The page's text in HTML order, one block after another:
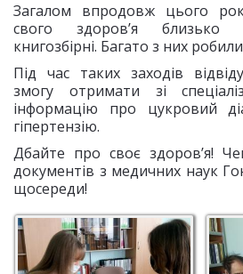
Загалом впродовж цього
свого здоров’я близько
книгозбірні. Багато з них
Під час таких заходів
змогу отримати зі
інформацію про цукровий
гіпертензію.
Дбайте про своє здоров’я!
документів з медичних наук
щосереди!